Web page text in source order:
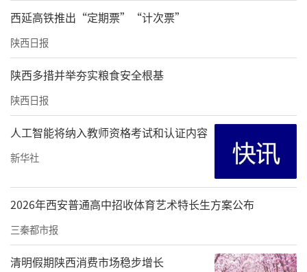
平，中国国宾馆协会荣誉主席、中国会议酒店
联盟主席、陕西省旅游酒店协会会长惠明忠，
中国传统文化促进会理事、宝鸡市张载文化研
究会理事张新民、任宏斌等人出席活动。
年度盛典通过基金会视频号同步直播，在线观
看达1.5万人次，点赞量187万。
来源：北京明伦公益基金会
西延高铁推出“定期票”“计次票”
陕西日报
陕西多措并举夯实粮食安全根基
陕西日报
人工智能将纳入教师资格考试和认证内容
新华社
2026年西安普通高中招收体育艺术特长生方案公布
三秦都市报
清明假期陕西消费市场稳步增长